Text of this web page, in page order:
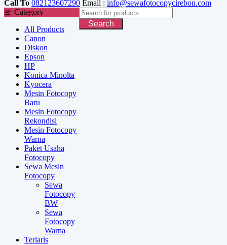
Call To 082123607290 Email : info@sewafotocopycirebon.com
Category
All Products
Canon
Diskon
Epson
HP
Konica Minolta
Kyocera
Mesin Fotocopy
Baru
Mesin Fotocopy
Rekondisi
Mesin Fotocopy
Warna
Paket Usaha
Fotocopy
Sewa Mesin
Fotocopy
Sewa
Fotocopy
BW
Sewa
Fotocopy
Warna
Terlaris
Search